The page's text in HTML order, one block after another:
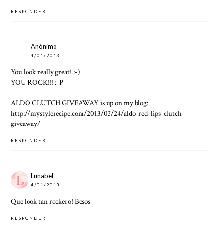
RESPONDER
Anónimo
4/01/2013
You look really great! :-)
YOU ROCK!!! :-P
ALDO CLUTCH GIVEAWAY is up on my blog:
http://mystylerecipe.com/2013/03/24/aldo-red-lips-clutch-
giveaway/
RESPONDER
Lunabel
4/01/2013
Que look tan rockero! Besos
RESPONDER